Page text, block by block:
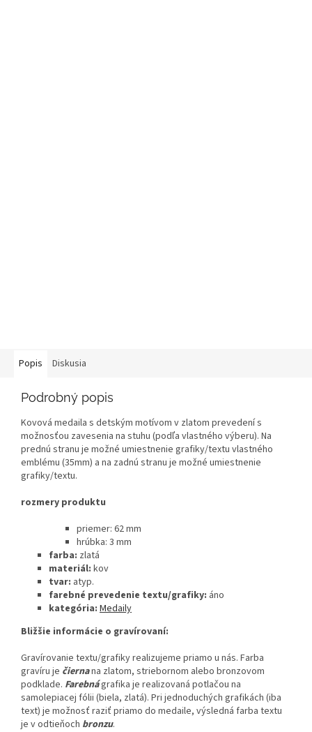
Popis Diskusia
Podrobný popis
Kovová medaila s detským motívom v zlatom prevedení s
možnosťou zavesenia na stuhu (podľa vlastného výberu). Na
prednú stranu je možné umiestnenie grafiky/textu vlastného
emblému (35mm) a na zadnú stranu je možné umiestnenie
grafiky/textu.
rozmery produktu
priemer: 62 mm
hrúbka: 3 mm
farba: zlatá
materiál: kov
tvar: atyp.
farebné prevedenie textu/grafiky: áno
kategória: Medaily
Bližšie informácie o gravírovaní:
Gravírovanie textu/grafiky realizujeme priamo u nás. Farba
gravíru je čiernana zlatom, striebornom alebo bronzovom
podklade. Farebnágrafika je realizovaná potlačou na
samolepiacej fólii (biela, zlatá). Pri jednoduchých grafikách (iba
text) je možnosť raziť priamo do medaile, výsledná farba textu
je v odtieňoch bronzu.